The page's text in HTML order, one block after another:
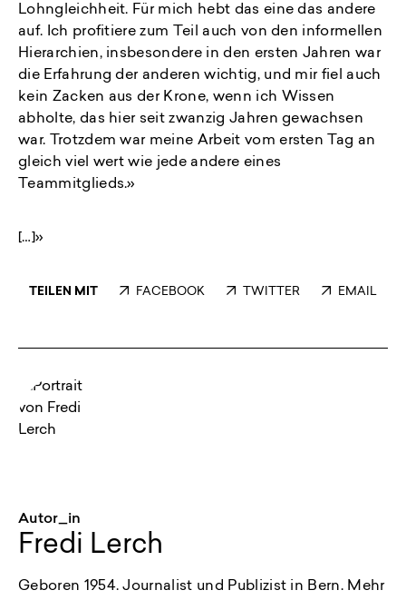
Lohngleichheit. Für mich hebt das eine das andere
auf. Ich profitiere zum Teil auch von den informellen
Hierarchien, insbesondere in den ersten Jahren war
die Erfahrung der anderen wichtig, und mir fiel auch
kein Zacken aus der Krone, wenn ich Wissen
abholte, das hier seit zwanzig Jahren gewachsen
war. Trotzdem war meine Arbeit vom ersten Tag an
gleich viel wert wie jede andere eines
Teammitglieds.»
[…]»
TEILEN MIT FACEBOOK TWITTER EMAIL
Autor_in
Fredi Lerch
Geboren 1954. Journalist und Publizist in Bern. Mehr